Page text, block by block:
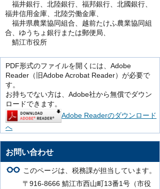
福井銀行、北陸銀行、福邦銀行、北國銀行、
福井信用金庫、北陸労働金庫、
福井県農業協同組合、越前たけふ農業協同組
合、ゆうちょ銀行または郵便局、
鯖江市役所
PDF形式のファイルを開くには、Adobe
Reader（旧Adobe Acrobat Reader）が必要で
す。
お持ちでない方は、Adobe社から無償でダウン
ロードできます。
Adobe Readerのダウンロード
へ
お問い合わせ
このページは、税務課が担当しています。
〒916-8666 鯖江市西山町13番1号（市役